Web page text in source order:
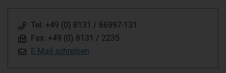
Tel: +49 (0) 8131 / 66997-131
Fax: +49 (0) 8131 / 2235
E-Mail schreiben